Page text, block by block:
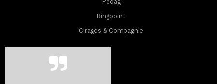
Pedag
Ringpoint
Cirages & Compagnie